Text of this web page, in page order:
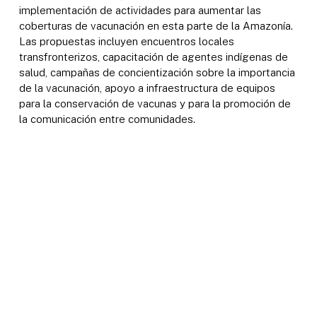
implementación de actividades para aumentar las
coberturas de vacunación en esta parte de la Amazonía.
Las propuestas incluyen encuentros locales
transfronterizos, capacitación de agentes indígenas de
salud, campañas de concientización sobre la importancia
de la vacunación, apoyo a infraestructura de equipos
para la conservación de vacunas y para la promoción de
la comunicación entre comunidades.